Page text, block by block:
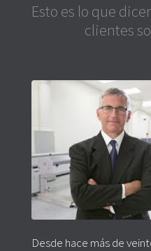
Esto es lo que
clientes
Desde hace más de